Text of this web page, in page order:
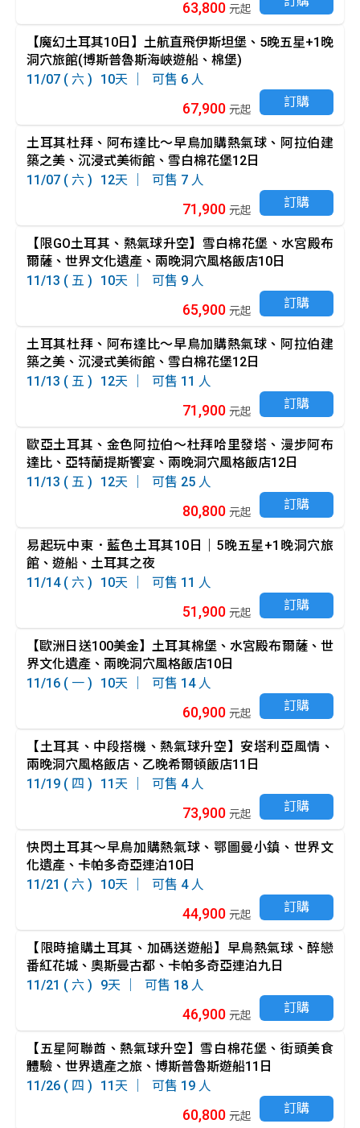
63,800 元起
11/07 ( 六 )
【魔幻土耳其10日】土航直飛伊斯坦堡、5晚五星+1晚
洞穴旅館(博斯普魯斯海峽遊船、棉堡)
10
6
67,900 元起 訂購
11/07 ( 六 )
土耳其杜拜、阿布達比～早鳥加購熱氣球、阿拉伯建
築之美、沉浸式美術館、雪白棉花堡12日
12
7
71,900 元起 訂購
11/13 ( 五 )
【限GO土耳其、熱氣球升空】雪白棉花堡、水宮殿布
爾薩、世界文化遺產、兩晚洞穴風格飯店10日
10
9
65,900 元起 訂購
11/13 ( 五 )
土耳其杜拜、阿布達比～早鳥加購熱氣球、阿拉伯建
築之美、沉浸式美術館、雪白棉花堡12日
12
11
71,900 元起 訂購
11/13 ( 五 )
歐亞土耳其、金色阿拉伯～杜拜哈里發塔、漫步阿布
達比、亞特蘭提斯饗宴、兩晚洞穴風格飯店12日
12
25
80,800 元起 訂購
11/14 ( 六 )
易起玩中東．藍色土耳其10日｜5晚五星+1晚洞穴旅
館、遊船、土耳其之夜
10
11
51,900 元起 訂購
11/16 ( 一 )
【歐洲日送100美金】土耳其棉堡、水宮殿布爾薩、世
界文化遺產、兩晚洞穴風格飯店10日
10
14
60,900 元起 訂購
11/19 ( 四 )
【土耳其、中段搭機、熱氣球升空】安塔利亞風情、
兩晚洞穴風格飯店、乙晚希爾頓飯店11日
11
4
73,900 元起 訂購
11/21 ( 六 )
快閃土耳其～早鳥加購熱氣球、鄂圖曼小鎮、世界文
化遺產、卡帕多奇亞連泊10日
10
4
44,900 元起 訂購
11/21 ( 六 )
【限時搶購土耳其、加碼送遊船】早鳥熱氣球、醉戀
番紅花城、奧斯曼古都、卡帕多奇亞連泊九日
9
18
46,900 元起 訂購
11/26 ( 四 )
【五星阿聯酋、熱氣球升空】雪白棉花堡、街頭美食
體驗、世界遺產之旅、博斯普魯斯遊船11日
11
19
60,800 元起 訂購